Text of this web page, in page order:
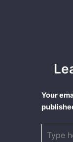
Your
here..